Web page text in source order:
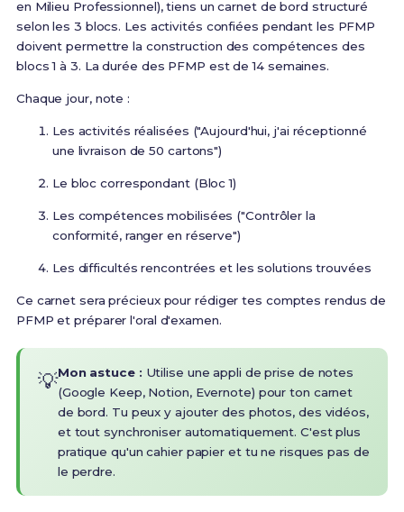
en Milieu Professionnel), tiens un carnet de bord structuré
selon les 3 blocs. Les activités confiées pendant les PFMP
doivent permettre la construction des compétences des
blocs 1 à 3. La durée des PFMP est de 14 semaines.
Chaque jour, note :
Les activités réalisées ("Aujourd'hui, j'ai réceptionné
une livraison de 50 cartons")
Le bloc correspondant (Bloc 1)
Les compétences mobilisées ("Contrôler la
conformité, ranger en réserve")
Les difficultés rencontrées et les solutions trouvées
Ce carnet sera précieux pour rédiger tes comptes rendus de
PFMP et préparer l'oral d'examen.
💡Mon astuce : Utilise une appli de prise de notes
(Google Keep, Notion, Evernote) pour ton carnet
de bord. Tu peux y ajouter des photos, des vidéos,
et tout synchroniser automatiquement. C'est plus
pratique qu'un cahier papier et tu ne risques pas de
le perdre.